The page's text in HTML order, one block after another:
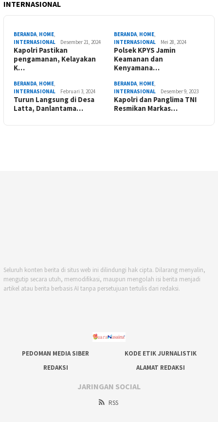
INTERNASIONAL
BERANDA, HOME,
INTERNASIONAL
Desember 21, 2024
Kapolri Pastikan
pengamanan, Kelayakan
K…
BERANDA, HOME,
INTERNASIONAL
Mei 28, 2024
Polsek KPYS Jamin
Keamanan dan
Kenyamana…
BERANDA, HOME,
INTERNASIONAL
Februari 3, 2024
Turun Langsung di Desa
Latta, Danlantama…
BERANDA, HOME,
INTERNASIONAL
Desember 9, 2023
Kapolri dan Panglima TNI
Resmikan Markas…
Seluruh konten berita di situs web ini dilindungi hak cipta. Dilarang menyalin,
mengutip secara utuh, memodifikasi, maupun mengolah isi berita menjadi
artikel atau berita berbasis AI tanpa persetujuan tertulis dari redaksi.
PEDOMAN MEDIA SIBER
KODE ETIK JURNALISTIK
REDAKSI
ALAMAT REDAKSI
JARINGAN SOCIAL
RSS